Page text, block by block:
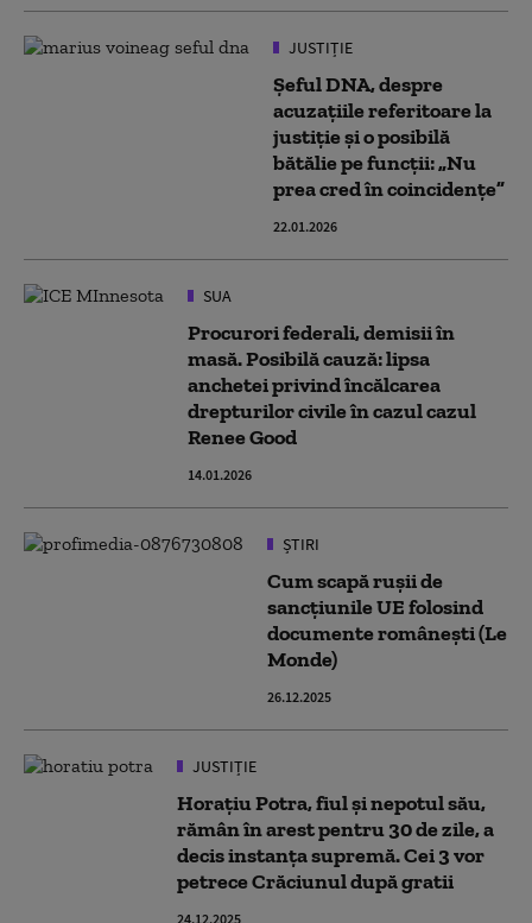
JUSTIȚIE
Șeful DNA, despre
acuzațiile referitoare la
justiție și o posibilă
bătălie pe funcții: „Nu
prea cred în coincidenţe”
22.01.2026
SUA
Procurori federali, demisii în
masă. Posibilă cauză: lipsa
anchetei privind încălcarea
drepturilor civile în cazul cazul
Renee Good
14.01.2026
ȘTIRI
Cum scapă rușii de
sancțiunile UE folosind
documente românești (Le
Monde)
26.12.2025
JUSTIȚIE
Horațiu Potra, fiul și nepotul său,
rămân în arest pentru 30 de zile, a
decis instanța supremă. Cei 3 vor
petrece Crăciunul după gratii
24.12.2025